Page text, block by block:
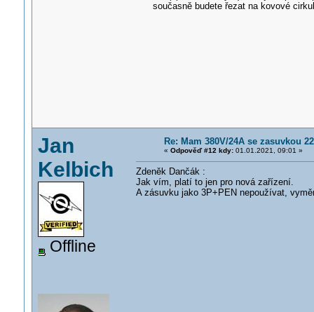
současně budete řezat na kovové
Jan
Kelbich
Offline
Re: Mam 380V/24A se zasuvkou
« Odpověď #12 kdy:01.01.2021, 09:01 »
Zdeněk Dančák :
Jak vím, platí to jen pro nová zařízení.
A zásuvku jako 3P+PEN nepoužívat,